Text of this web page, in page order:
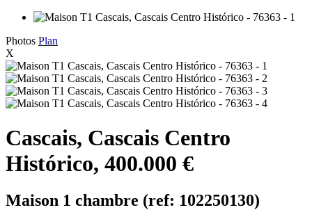
Photos Plan
X
Cascais, Cascais Centro
Histórico, 400.000 €
Maison 1 chambre (ref: 102250130)